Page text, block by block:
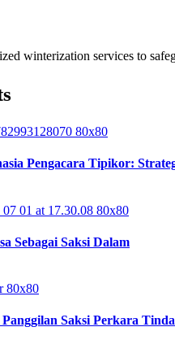
winterization services to
Pengacara Tipikor:
Sebagai Saksi Dalam
Saksi Perkara